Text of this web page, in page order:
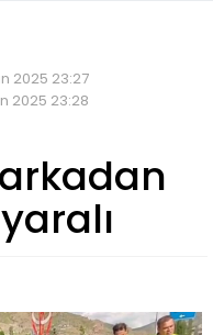
2025 23:27
2025 23:28